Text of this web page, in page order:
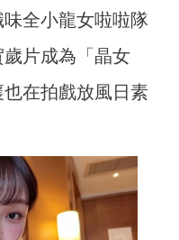
全小龍女啦啦隊
片成為「晶女
在拍戲放風日素